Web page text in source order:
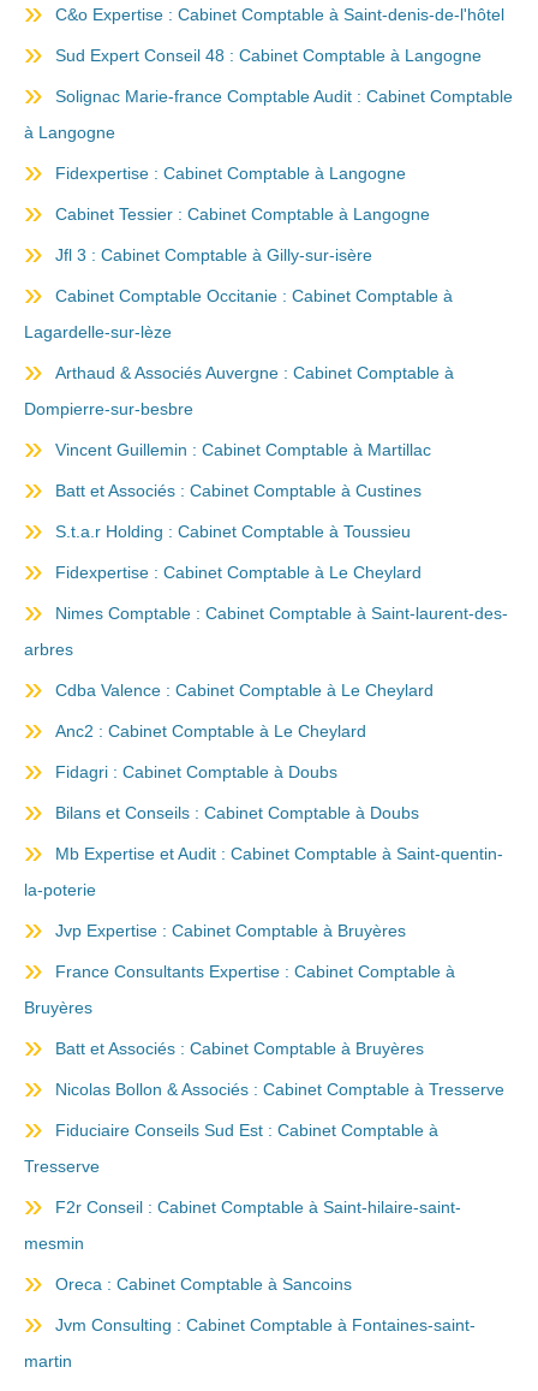
C&o Expertise : Cabinet Comptable à Saint-denis-de-l'hôtel
Sud Expert Conseil 48 : Cabinet Comptable à Langogne
Solignac Marie-france Comptable Audit : Cabinet Comptable
à Langogne
Fidexpertise : Cabinet Comptable à Langogne
Cabinet Tessier : Cabinet Comptable à Langogne
Jfl 3 : Cabinet Comptable à Gilly-sur-isère
Cabinet Comptable Occitanie : Cabinet Comptable à
Lagardelle-sur-lèze
Arthaud & Associés Auvergne : Cabinet Comptable à
Dompierre-sur-besbre
Vincent Guillemin : Cabinet Comptable à Martillac
Batt et Associés : Cabinet Comptable à Custines
S.t.a.r Holding : Cabinet Comptable à Toussieu
Fidexpertise : Cabinet Comptable à Le Cheylard
Nimes Comptable : Cabinet Comptable à Saint-laurent-des-
arbres
Cdba Valence : Cabinet Comptable à Le Cheylard
Anc2 : Cabinet Comptable à Le Cheylard
Fidagri : Cabinet Comptable à Doubs
Bilans et Conseils : Cabinet Comptable à Doubs
Mb Expertise et Audit : Cabinet Comptable à Saint-quentin-
la-poterie
Jvp Expertise : Cabinet Comptable à Bruyères
France Consultants Expertise : Cabinet Comptable à
Bruyères
Batt et Associés : Cabinet Comptable à Bruyères
Nicolas Bollon & Associés : Cabinet Comptable à Tresserve
Fiduciaire Conseils Sud Est : Cabinet Comptable à
Tresserve
F2r Conseil : Cabinet Comptable à Saint-hilaire-saint-
mesmin
Oreca : Cabinet Comptable à Sancoins
Jvm Consulting : Cabinet Comptable à Fontaines-saint-
martin